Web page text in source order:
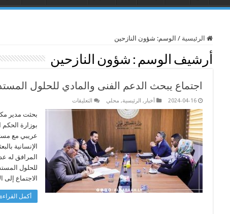
الرئيسية / الوسم: شؤون النازحين
أرشيف الوسم : شؤون النازحين
اجتماع يبحث الدعم الفنى والمادي للحلول
2024-04-16 أخبار , الرئيسية, محلي التعليقات
يبحث
للحلول
المستدامة
للنازحين
داخلياً
مغلقة
بحثت مدير
بوزارة
عريبي مع
الإنسانية
المرافق له
للحلول
الاجتماع
أكمل